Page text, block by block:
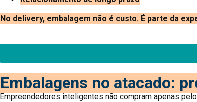
No delivery, embalagem não é custo. É parte da
Embalagens no atacado:
Empreendedores inteligentes não compram apenas